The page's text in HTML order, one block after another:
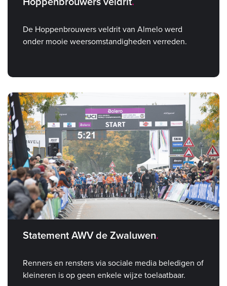
De Hoppenbrouwers veldrit van Almelo werd
onder mooie weersomstandigheden verreden.
Statement AWV de Zwaluwen
Renners en rensters via sociale media beledigen of
kleineren is op geen enkele wijze toelaatbaar.